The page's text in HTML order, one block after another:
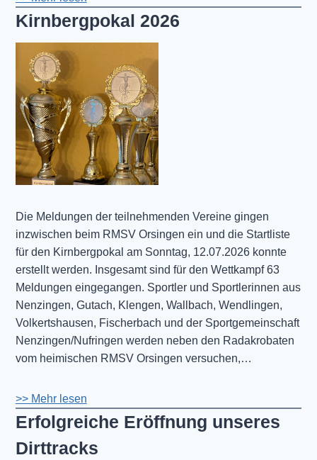
Kirnbergpokal 2026
Die Meldungen der teilnehmenden Vereine gingen
inzwischen beim RMSV Orsingen ein und die Startliste
für den Kirnbergpokal am Sonntag, 12.07.2026 konnte
erstellt werden. Insgesamt sind für den Wettkampf 63
Meldungen eingegangen. Sportler und Sportlerinnen aus
Nenzingen, Gutach, Klengen, Wallbach, Wendlingen,
Volkertshausen, Fischerbach und der Sportgemeinschaft
Nenzingen/Nufringen werden neben den Radakrobaten
vom heimischen RMSV Orsingen versuchen,…
>> Mehr lesen
Erfolgreiche Eröffnung unseres
Dirttracks